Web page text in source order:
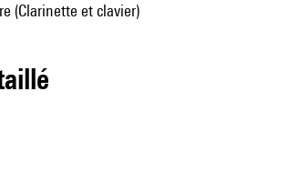
(Clarinette et clavier)